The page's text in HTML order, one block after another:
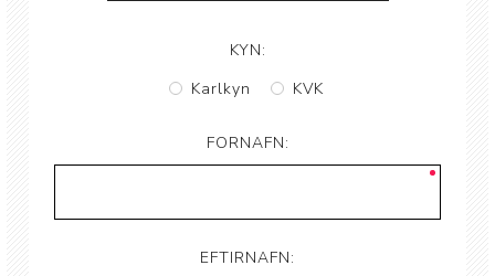
KYN:
Karlkyn
KVK
FORNAFN:
EFTIRNAFN: